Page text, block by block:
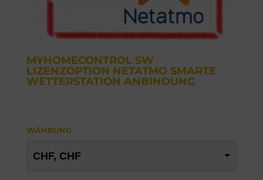
MYHOMECONTROL SW
LIZENZOPTION NETATMO SMARTE
WETTERSTATION ANBINDUNG
WÄHRUNG
CHF, CHF